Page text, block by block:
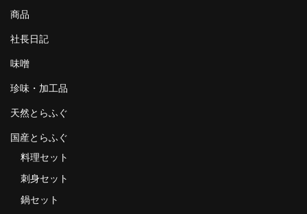
商品
社長日記
味噌
珍味・加工品
天然とらふぐ
国産とらふぐ
料理セット
刺身セット
鍋セット